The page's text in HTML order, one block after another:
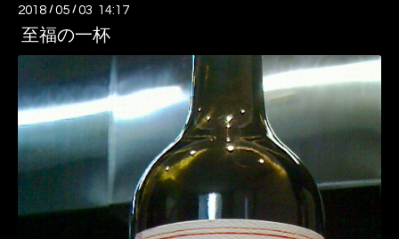
2018 /05 /03 14:17
至福の一杯